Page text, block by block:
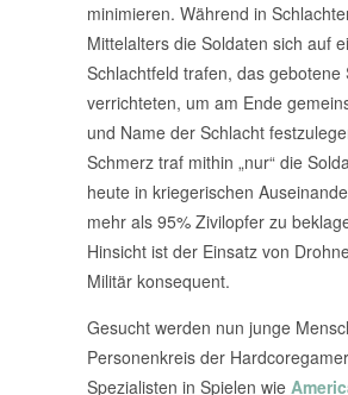
minimieren. Während in
Mittelalters die Soldaten sich auf
Schlachtfeld trafen, das gebotene
verrichteten, um am Ende
und Name der Schlacht
Schmerz traf mithin „nur“ die
heute in kriegerischen
mehr als 95% Zivilopfer zu
Hinsicht ist der Einsatz von
Militär konsequent.
Gesucht werden nun junge
Personenkreis der
Spezialisten in Spielen wie